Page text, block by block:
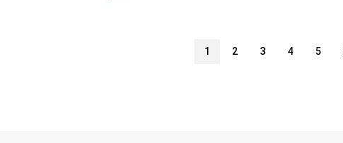
1 2 3 4 5